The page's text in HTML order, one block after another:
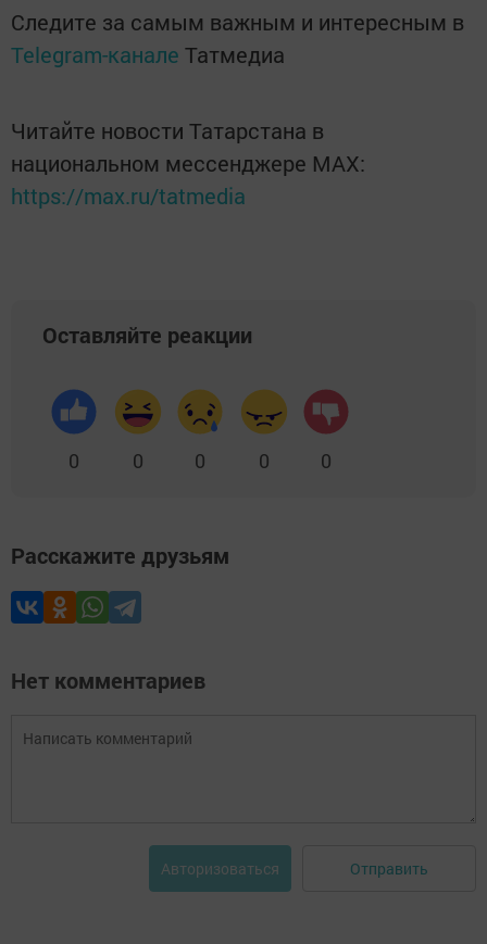
Следите за самым важным и интересным в
Telegram-канале Татмедиа
Читайте новости Татарстана в
национальном мессенджере MАХ:
https://max.ru/tatmedia
Оставляйте реакции
0 0 0 0 0
Расскажите друзьям
Нет комментариев
Авторизоваться Отправить